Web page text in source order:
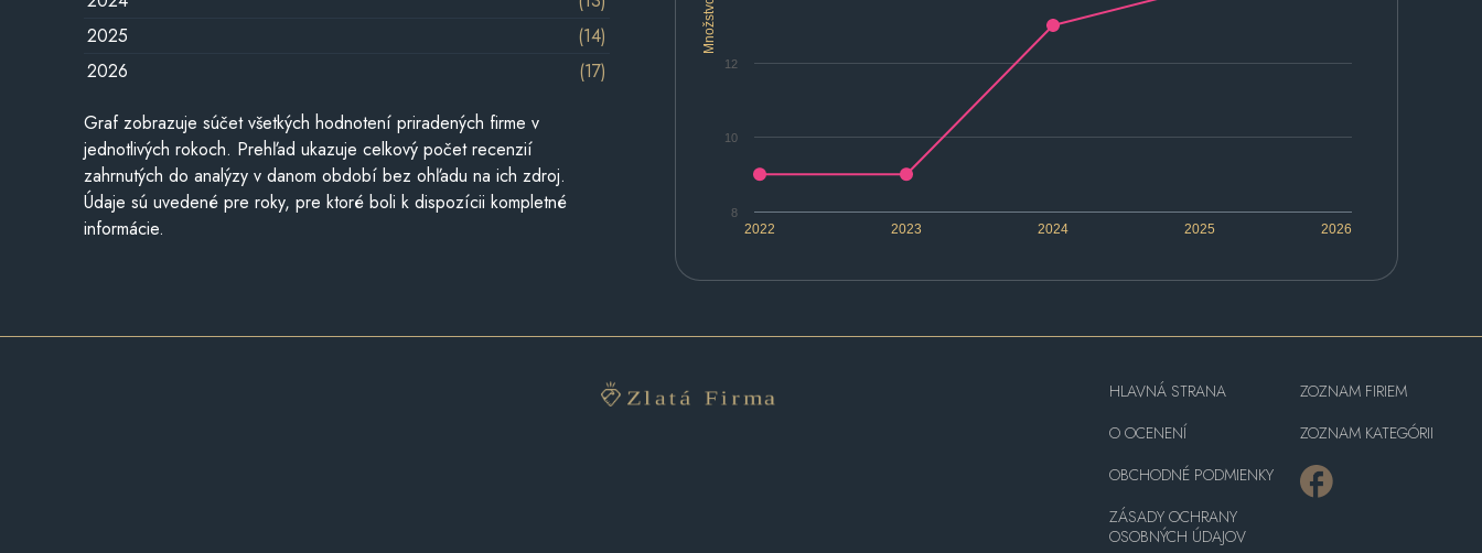
Množstvo
2022 2023 2024 2025 2026
8
10
12
2025
(14)
2026
(17)
Graf zobrazuje súčet všetkých hodnotení priradených firme v
jednotlivých rokoch. Prehľad ukazuje celkový počet recenzií
zahrnutých do analýzy v danom období bez ohľadu na ich zdroj.
Údaje sú uvedené pre roky, pre ktoré boli k dispozícii kompletné
informácie.
HLAVNÁ STRANA
O OCENENÍ
OBCHODNÉ PODMIENKY
ZÁSADY OCHRANY
OSOBNÝCH ÚDAJOV
ZOZNAM FIRIEM
ZOZNAM KATEGÓRII